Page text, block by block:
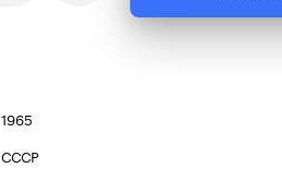
1965
СССР